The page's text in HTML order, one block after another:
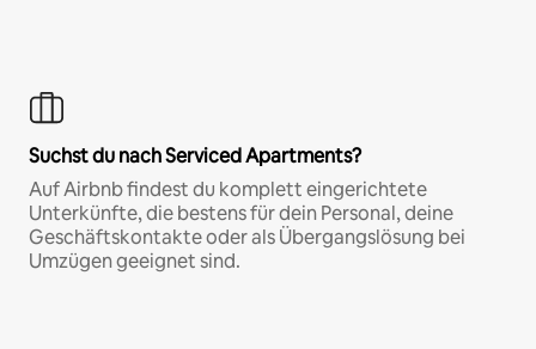
Suchst du nach Serviced Apartments?
Auf Airbnb findest du komplett eingerichtete
Unterkünfte, die bestens für dein Personal, deine
Geschäftskontakte oder als Übergangslösung bei
Umzügen geeignet sind.